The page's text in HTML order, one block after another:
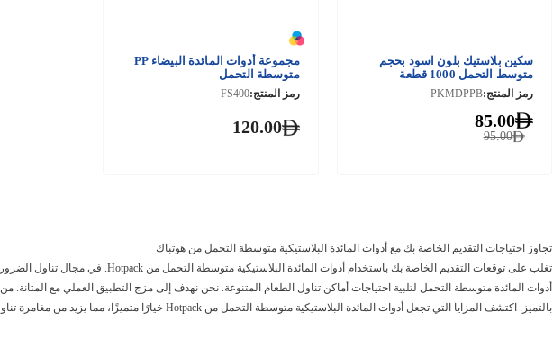
سكين بلاستيك بلون اسود بحجم
متوسط التحمل 1000 قطعة
رمز المنتج:PKMDPPB
95.00
85.00
مجموعة أدوات المائدة البيضاء PP
متوسطة التحمل
رمز المنتج:FS400
120.00
تجاوز احتياجات التقديم الخاصة بك مع أدوات المائدة البلاستيكية متوسطة التحمل من هوتباك
أدوات المائدة متوسطة التحمل لتلبية احتياجات أماكن تناول الطعام المتنوعة. نحن نهدف إلى مزج التطبيق العملي مع المتانة.
بالتميز. اكتشف المزايا التي تجعل أدوات المائدة البلاستيكية متوسطة التحمل من Hotpack خيارًا متميزًا، مما يزيد من مغامرة تناول الطعام الخاصة بك مع كل استخدام.